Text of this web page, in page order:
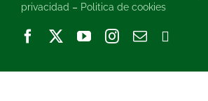
privacidad – Politica de cookies